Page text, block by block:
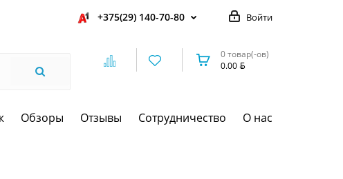
Войти
+375(29) 140-70-80
0 товар(-ов)
0.00
Обзоры Отзывы Сотрудничество О нас